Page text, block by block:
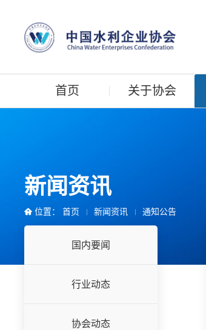
首页 关于协会
新闻资讯
位置： 首页 新闻资讯 通知公告
国内要闻
行业动态
协会动态